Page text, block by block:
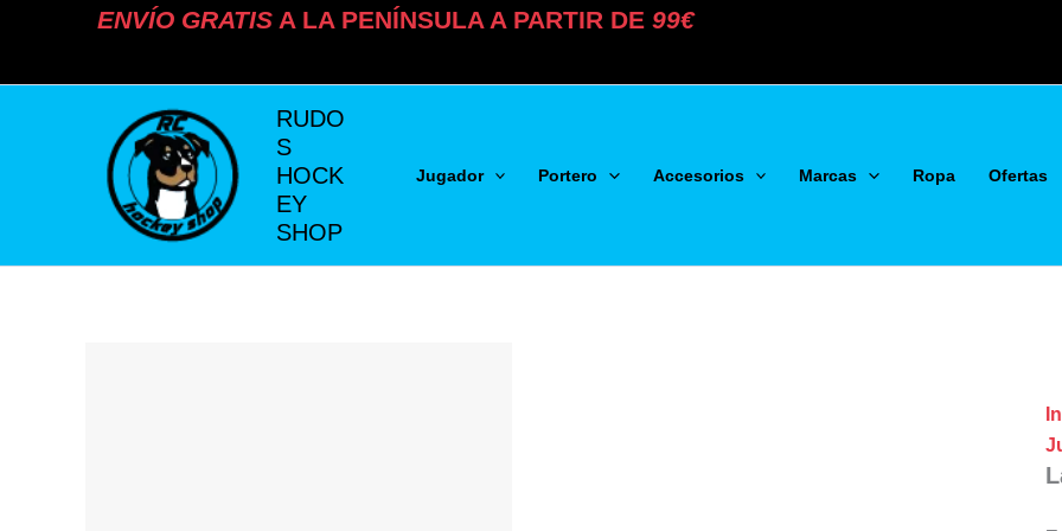
ENVÍO GRATIS A LA PENÍNSULA A PARTIR DE 99€
RUDO
S
HOCK
EY
SHOP
Jugador Portero Accesorios Marcas Ropa Ofertas